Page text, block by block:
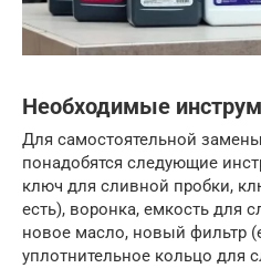
Необходимые
Для самостоятельной
понадобятся следующие
ключ для сливной пробки,
есть), воронка, емкость для
новое масло, новый фильтр
уплотнительное кольцо для